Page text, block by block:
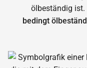
bedingt